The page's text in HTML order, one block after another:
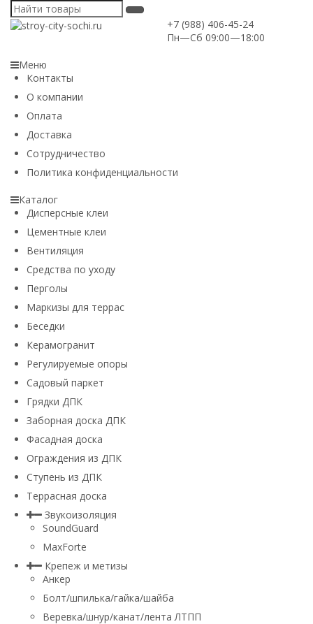
+7 (988) 406-45-24
Пн—Сб 09:00—18:00
Меню
Контакты
О компании
Оплата
Доставка
Сотрудничество
Политика конфиденциальности
Каталог
Дисперсные клеи
Цементные клеи
Вентиляция
Средства по уходу
Перголы
Маркизы для террас
Беседки
Керамогранит
Регулируемые опоры
Садовый паркет
Грядки ДПК
Заборная доска ДПК
Фасадная доска
Ограждения из ДПК
Ступень из ДПК
Террасная доска
Звукоизоляция
SoundGuard
MaxForte
Крепеж и метизы
Анкер
Болт/шпилька/гайка/шайба
Веревка/шнур/канат/лента ЛТПП